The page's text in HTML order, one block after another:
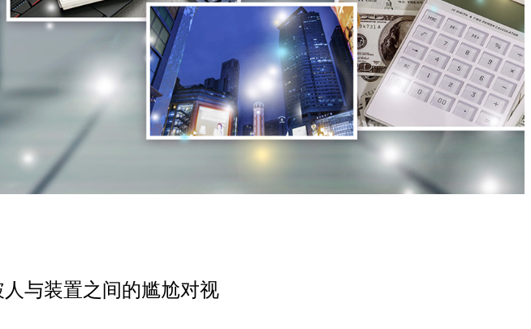
与装置之间的尴尬对视